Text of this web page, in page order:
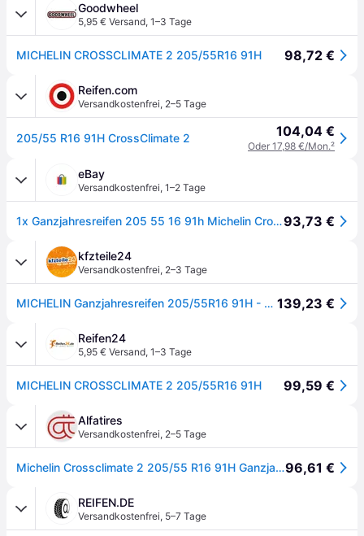
Goodwheel
5,95 € Versand, 1–3 Tage
MICHELIN CROSSCLIMATE 2 205/55R16 91H 98,72 €
Reifen.com
Versandkostenfrei, 2–5 Tage
205/55 R16 91H CrossClimate 2 104,04 €
Oder 17,98 €/Mon.²
eBay
Versandkostenfrei, 1–2 Tage
1x Ganzjahresreifen 205 55 16 91h Michelin Crossclimate 2 3pmsf93,73 €
kfzteile24
Versandkostenfrei, 2–3 Tage
MICHELIN Ganzjahresreifen 205/55R16 91H - CrossClimate 2 612592 205/55 R16 139,23 €
Reifen24
5,95 € Versand, 1–3 Tage
MICHELIN CROSSCLIMATE 2 205/55R16 91H 99,59 €
Alfatires
Versandkostenfrei, 2–5 Tage
Michelin Crossclimate 2 205/55 R16 91H Ganzjahresreifen96,61 €
REIFEN.DE
Versandkostenfrei, 5–7 Tage